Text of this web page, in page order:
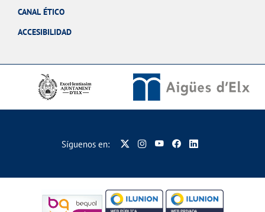
CANAL ÉTICO
ACCESIBILIDAD
Síguenos en: